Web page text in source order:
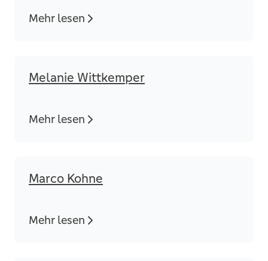
Mehr lesen
Melanie Wittkemper
Mehr lesen
Marco Kohne
Mehr lesen